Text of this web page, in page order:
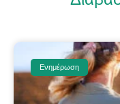
Ενημέρωση